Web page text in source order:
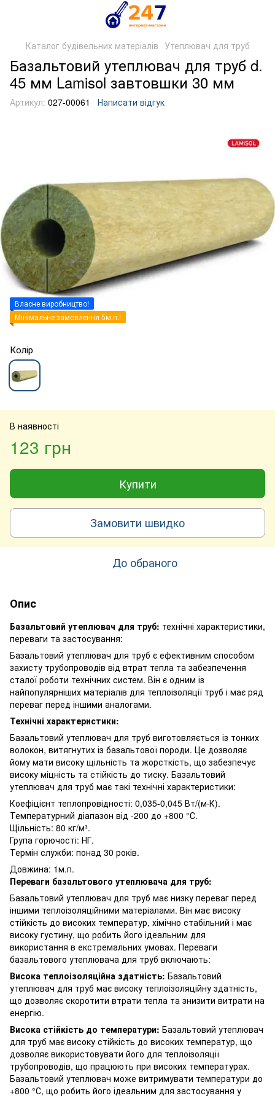
Каталог будівельних матеріалів Утеплювач для труб
Базальтовий утеплювач для труб d.
45 мм Lamisol завтовшки 30 мм
Артикул: 027-00061 Написати відгук
Власне виробництво!
Мінімальне замовлення 5м.п.!
Колір
В наявності
123 грн
Купити
Замовити швидко
До обраного
Опис
Базальтовий утеплювач для труб: технічні характеристики,
переваги та застосування:
Базальтовий утеплювач для труб є ефективним способом
захисту трубопроводів від втрат тепла та забезпечення
сталої роботи технічних систем. Він є одним із
найпопулярніших матеріалів для теплоізоляції труб і має ряд
переваг перед іншими аналогами.
Технічні характеристики:
Базальтовий утеплювач для труб виготовляється із тонких
волокон, витягнутих із базальтової породи. Це дозволяє
йому мати високу щільність та жорсткість, що забезпечує
високу міцність та стійкість до тиску. Базальтовий
утеплювач для труб має такі технічні характеристики:
Коефіцієнт теплопровідності: 0,035-0,045 Вт/(м·К).
Температурний діапазон від -200 до +800 °С.
Щільність: 80 кг/м³.
Група горючості: НГ.
Термін служби: понад 30 років.
Довжина: 1м.п.
Переваги базальтового утеплювача для труб:
Базальтовий утеплювач для труб має низку переваг перед
іншими теплоізоляційними матеріалами. Він має високу
стійкість до високих температур, хімічно стабільний і має
високу густину, що робить його ідеальним для
використання в екстремальних умовах. Переваги
базальтового утеплювача для труб включають:
Висока теплоізоляційна здатність: Базальтовий
утеплювач для труб має високу теплоізоляційну здатність,
що дозволяє скоротити втрати тепла та знизити витрати на
енергію.
Висока стійкість до температури: Базальтовий утеплювач
для труб має високу стійкість до високих температур, що
дозволяє використовувати його для теплоізоляції
трубопроводів, що працюють при високих температурах.
Базальтовий утеплювач може витримувати температури до
+800 °С, що робить його ідеальним для застосування у